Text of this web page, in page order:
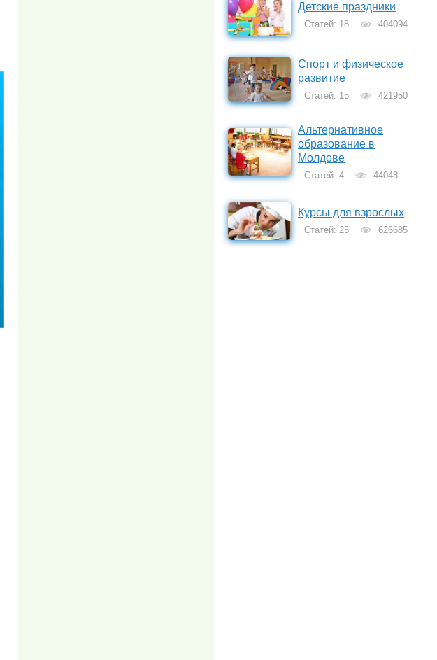
Детские праздники
Статей: 18 404094
Спорт и физическое
развитие
Статей: 15 421950
Альтернативное
образование в
Молдове
Статей: 4 44048
Курсы для взрослых
Статей: 25 626685